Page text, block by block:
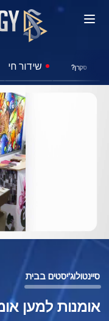
סקרן? שידור חי
סיינטולוג'יסטים בבית
אומנות למען